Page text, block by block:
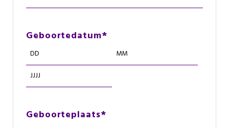
Geboortedatum*
Dag
Maand
Jaar
Geboorteplaats*